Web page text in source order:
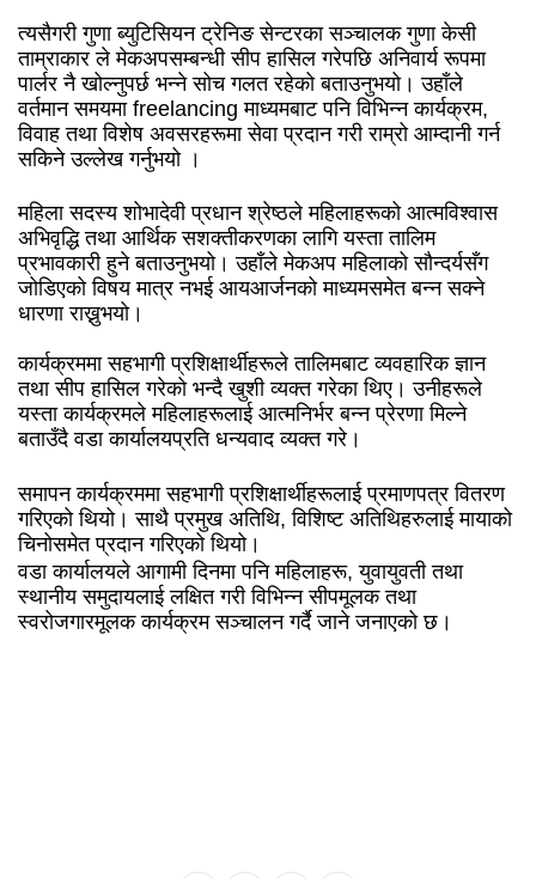
त्यसैगरी गुणा ब्युटिसियन ट्रेनिङ सेन्टरका सञ्चालक गुणा केसी
ताम्राकार ले मेकअपसम्बन्धी सीप हासिल गरेपछि अनिवार्य रूपमा
पार्लर नै खोल्नुपर्छ भन्ने सोच गलत रहेको बताउनुभयो। उहाँले
वर्तमान समयमा freelancing माध्यमबाट पनि विभिन्न कार्यक्रम,
विवाह तथा विशेष अवसरहरूमा सेवा प्रदान गरी राम्रो आम्दानी गर्न
सकिने उल्लेख गर्नुभयो ।
महिला सदस्य शोभादेवी प्रधान श्रेष्ठले महिलाहरूको आत्मविश्वास
अभिवृद्धि तथा आर्थिक सशक्तीकरणका लागि यस्ता तालिम
प्रभावकारी हुने बताउनुभयो। उहाँले मेकअप महिलाको सौन्दर्यसँग
जोडिएको विषय मात्र नभई आयआर्जनको माध्यमसमेत बन्न सक्ने
धारणा राख्नुभयो।
कार्यक्रममा सहभागी प्रशिक्षार्थीहरूले तालिमबाट व्यवहारिक ज्ञान
तथा सीप हासिल गरेको भन्दै खुशी व्यक्त गरेका थिए। उनीहरूले
यस्ता कार्यक्रमले महिलाहरूलाई आत्मनिर्भर बन्न प्रेरणा मिल्ने
बताउँदै वडा कार्यालयप्रति धन्यवाद व्यक्त गरे।
समापन कार्यक्रममा सहभागी प्रशिक्षार्थीहरूलाई प्रमाणपत्र वितरण
गरिएको थियो। साथै प्रमुख अतिथि, विशिष्ट अतिथिहरुलाई मायाको
चिनोसमेत प्रदान गरिएको थियो।
वडा कार्यालयले आगामी दिनमा पनि महिलाहरू, युवायुवती तथा
स्थानीय समुदायलाई लक्षित गरी विभिन्न सीपमूलक तथा
स्वरोजगारमूलक कार्यक्रम सञ्चालन गर्दै जाने जनाएको छ।